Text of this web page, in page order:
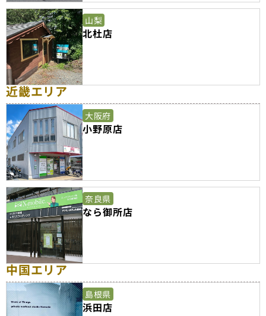
山梨
北杜店
近畿エリア
大阪府
小野原店
奈良県
なら御所店
中国エリア
島根県
浜田店